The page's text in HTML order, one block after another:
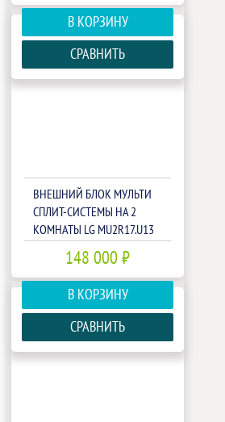
В КОРЗИНУ
СРАВНИТЬ
ВНЕШНИЙ БЛОК МУЛЬТИ
СПЛИТ-СИСТЕМЫ НА 2
КОМНАТЫ LG MU2R17.U13
148 000 ₽
В КОРЗИНУ
СРАВНИТЬ